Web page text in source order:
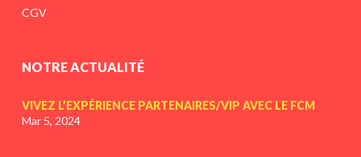
CGV
NOTRE ACTUALITÉ
VIVEZ L’EXPÉRIENCE PARTENAIRES/VIP AVEC LE FCM
Mar 5, 2024